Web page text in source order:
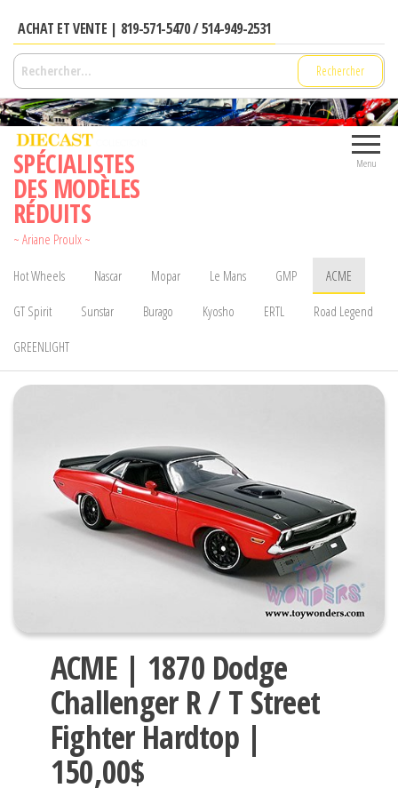
contenu
ACHAT ET VENTE | 819-571-5470 / 514-949-2531
SPÉCIALISTES
DES MODÈLES
RÉDUITS
~ Ariane Proulx ~
Menu
Hot Wheels Nascar Mopar Le Mans GMP
ACME
GT Spirit
Sunstar Burago Kyosho ERTL
Road Legend
GREENLIGHT
ACME | 1870 Dodge
Challenger R / T Street
Fighter Hardtop |
150,00$